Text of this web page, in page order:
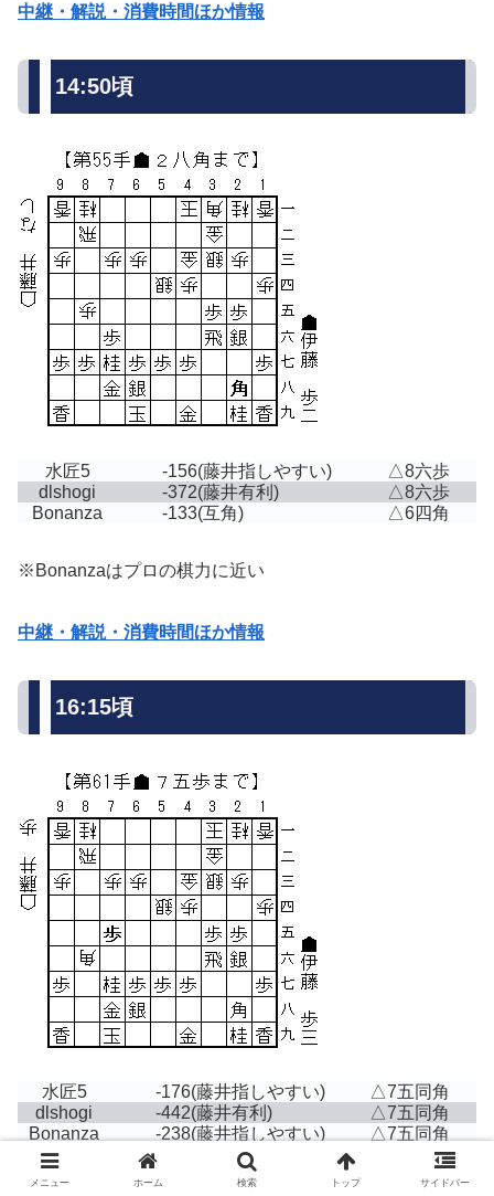
中継・解説・消費時間ほか情報
14:50頃
水匠5 -156(藤井指しやすい)
△8六歩
dlshogi
-372(藤井有利)
△8六歩
Bonanza
-133(互角) △6四角
※Bonanzaはプロの棋力に近い
中継・解説・消費時間ほか情報
16:15頃
水匠5 -176(藤井指しやすい)
△7五同角
dlshogi
-442(藤井有利)
△7五同角
Bonanza
-238(藤井指しやすい) △7五同角
※Bonanzaはプロの棋力に近い
メニュー ホーム 検索 トップ サイドバー